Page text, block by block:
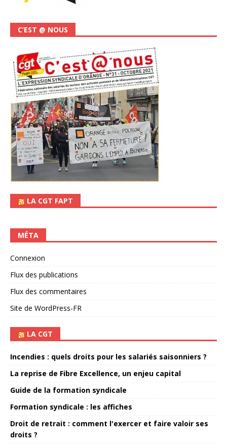
C’EST @ NOUS
LA CGT FAPT
MÉTA
Connexion
Flux des publications
Flux des commentaires
Site de WordPress-FR
LA CGT
Incendies : quels droits pour les salariés saisonniers ?
La reprise de Fibre Excellence, un enjeu capital
Guide de la formation syndicale
Formation syndicale : les affiches
Droit de retrait : comment l'exercer et faire valoir ses
droits ?